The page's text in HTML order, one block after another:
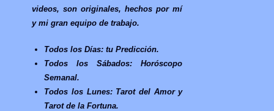
videos, son originales, hechos por mí
y mi gran equipo de trabajo.
Todos los Días: tu Predicción.
Todos los Sábados: Horóscopo
Semanal.
Todos los Lunes: Tarot del Amor y
Tarot de la Fortuna.